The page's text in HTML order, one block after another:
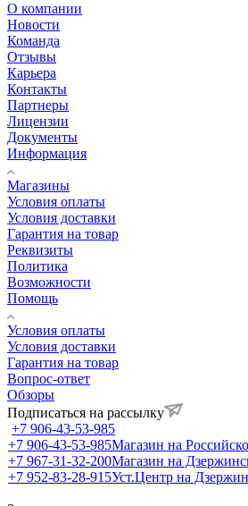
О компании
Новости
Команда
Отзывы
Карьера
Контакты
Партнеры
Лицензии
Документы
Информация
Магазины
Условия оплаты
Условия доставки
Гарантия на товар
Реквизиты
Политика
Возможности
Помощь
Условия оплаты
Условия доставки
Гарантия на товар
Вопрос-ответ
Обзоры
Подписаться на рассылку
+7 906-43-53-985
+7 906-43-53-985Магазин на
+7 967-31-32-200Магазин на
+7 952-83-28-915Уст.Центр на